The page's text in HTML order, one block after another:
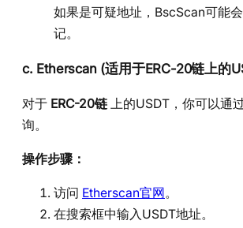
如果是可疑地址，BscScan可能
记。
c. Etherscan (适用于ERC-20链上的
对于 ERC-20链 上的USDT，你可以通
询。
操作步骤：
访问 Etherscan官网。
在搜索框中输入USDT地址。